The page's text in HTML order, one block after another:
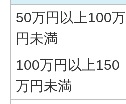
50万円以上100万
円未満
100万円以上150
万円未満